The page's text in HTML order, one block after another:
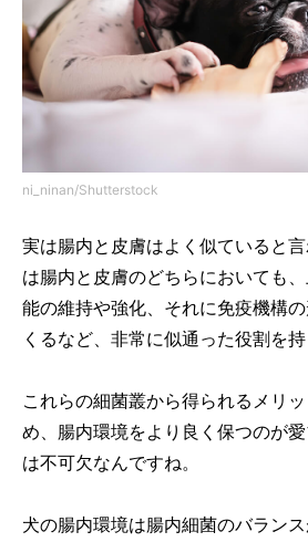
ni_ninan/Shutterstock
実は腸内と皮膚はよく似ていると
は腸内と皮膚のどちらにおいても
能の維持や強化、それに免疫機構
くるなど、非常に似通った役割を持
これらの細菌叢から得られるメリ
め、腸内環境をより良く保つのが
は不可欠なんですね。
犬の腸内環境は腸内細菌のバラン